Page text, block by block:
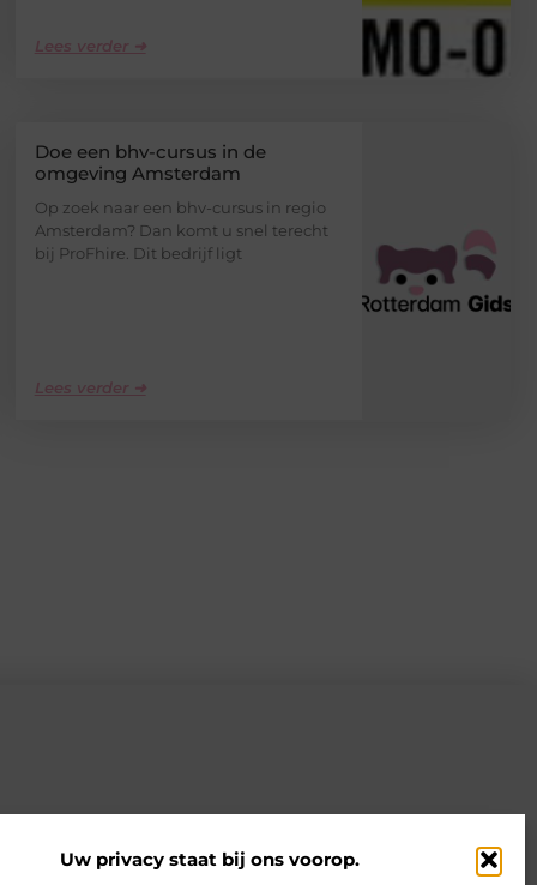
Uw privacy staat bij ons voorop.
Lees verder ➜
Doe een bhv-cursus in de
omgeving Amsterdam
Op zoek naar een bhv-cursus in regio
Amsterdam? Dan komt u snel terecht
bij ProFhire. Dit bedrijf ligt
Lees verder ➜